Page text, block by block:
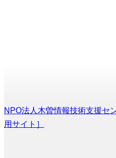
NPO法人木曽情報技術支援セ
用サイト］